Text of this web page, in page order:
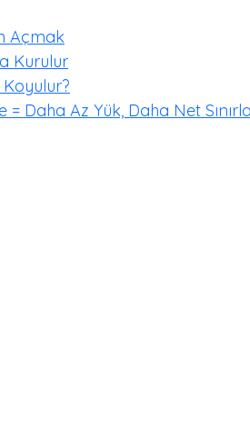
Açmak
Kurulur
Koyulur?
= Daha Az Yük, Daha Net